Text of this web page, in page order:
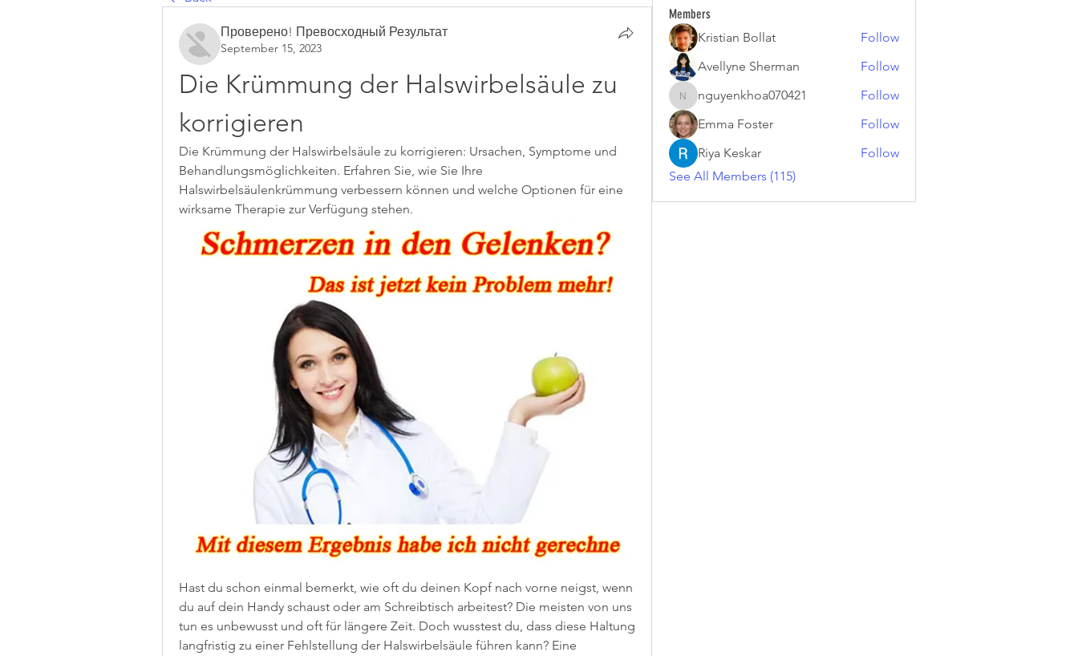
Проверено! Превосходный Результат
September 15, 2023
Die Krümmung der Halswirbelsäule zu
korrigieren
Die Krümmung der Halswirbelsäule zu korrigieren: Ursachen, Symptome und
Behandlungsmöglichkeiten. Erfahren Sie, wie Sie Ihre
Halswirbelsäulenkrümmung verbessern können und welche Optionen für eine
wirksame Therapie zur Verfügung stehen.
Hast du schon einmal bemerkt, wie oft du deinen Kopf nach vorne neigst, wenn
du auf dein Handy schaust oder am Schreibtisch arbeitest? Die meisten von uns
tun es unbewusst und oft für längere Zeit. Doch wusstest du, dass diese Haltung
langfristig zu einer Fehlstellung der Halswirbelsäule führen kann? Eine
Members
Kristian Bollat
Follow
Avellyne Sherman
Follow
nguyenkhoa070421
nguyenkhoa070421
Follow
Emma Foster
Follow
Riya Keskar
Follow
See All Members (115)